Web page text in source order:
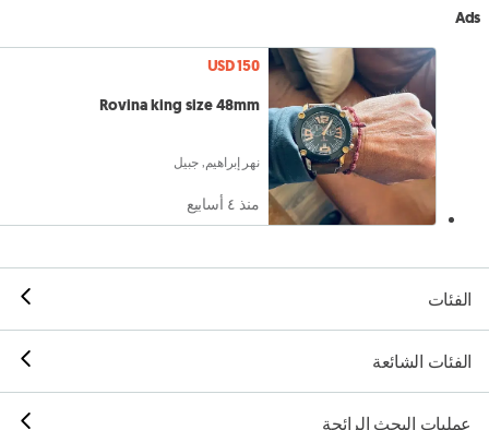
Ads
USD 150
Rovina king size 48mm
نهر إبراهيم, جبيل
منذ ٤ أسابيع
الفئات
الفئات الشائعة
عمليات البحث الرائجة